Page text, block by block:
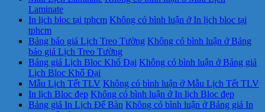
Laminate
In lịch bloc tại tphcm Không có bình luận ở In lịch bloc tại
tphcm
Bảng báo giá Lịch Treo Tường Không có bình luận ở Bảng
báo giá Lịch Treo Tường
Bảng giá Lịch Bloc Khổ Đại Không có bình luận ở Bảng giá
Lịch Bloc Khổ Đại
Mẫu Lịch Tết TLV Không có bình luận ở Mẫu Lịch Tết TLV
In lịch Bloc đẹp Không có bình luận ở In lịch Bloc đẹp
Bảng giá In Lịch Để Bàn Không có bình luận ở Bảng giá In